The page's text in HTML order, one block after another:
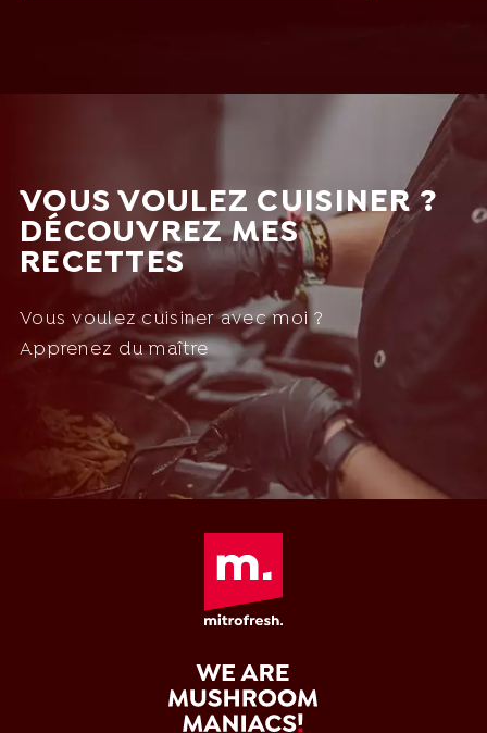
VOUS VOULEZ CUISINER ?
DÉCOUVREZ MES
RECETTES
Vous voulez cuisiner avec moi ?
Apprenez du maître